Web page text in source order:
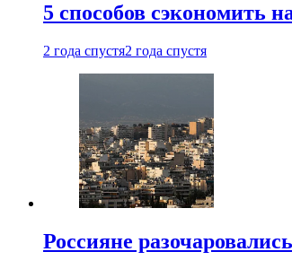
5 способов сэкономить
2 года спустя2 года спустя
Россияне